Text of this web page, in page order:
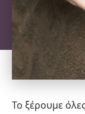
Το ξέρουμε